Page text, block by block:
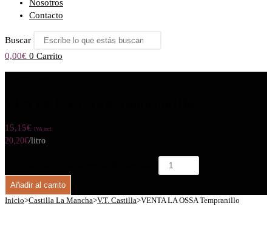
Nosotros
Contacto
Buscar
0,00€ 0 Carrito
15,15€ IVA incl.
20,20€/litro
Añadir al carrito
Inicio>Castilla La Mancha>V.T. Castilla>VENTA LA OSSA Tempranillo